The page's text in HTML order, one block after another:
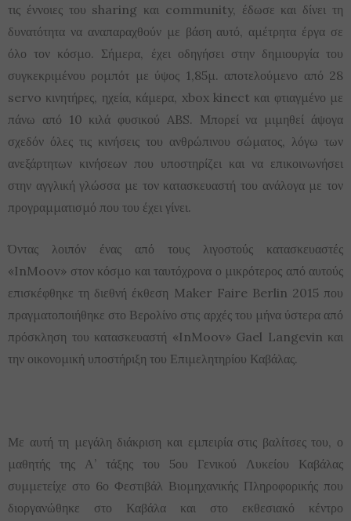
τις έννοιες του sharing και community, έδωσε και δίνει τη
δυνατότητα να αναπαραχθούν με βάση αυτό, αμέτρητα έργα σε
όλο τον κόσμο. Σήμερα, έχει οδηγήσει στην δημιουργία του
συγκεκριμένου ρομπότ με ύψος 1,85μ. αποτελούμενο από 28
servo κινητήρες, ηχεία, κάμερα, xbox kinect και φτιαγμένο με
πάνω από 10 κιλά φυσικού ABS. Μπορεί να μιμηθεί άψογα
σχεδόν όλες τις κινήσεις του ανθρώπινου σώματος, λόγω των
ανεξάρτητων κινήσεων που υποστηρίζει και να επικοινωνήσει
στην αγγλική γλώσσα με τον κατασκευαστή του ανάλογα με τον
προγραμματισμό που του έχει γίνει.
Όντας λοιπόν ένας από τους λιγοστούς κατασκευαστές
«InMoov» στον κόσμο και ταυτόχρονα ο μικρότερος από αυτούς
επισκέφθηκε τη διεθνή έκθεση Maker Faire Berlin 2015 που
πραγματοποιήθηκε στο Βερολίνο στις αρχές του μήνα ύστερα από
πρόσκληση του κατασκευαστή «InMoov» Gael Langevin και
την οικονομική υποστήριξη του Επιμελητηρίου Καβάλας.
Με αυτή τη μεγάλη διάκριση και εμπειρία στις βαλίτσες του, ο
μαθητής της Α’ τάξης του 5ου Γενικού Λυκείου Καβάλας
συμμετείχε στο 6ο Φεστιβάλ Βιομηχανικής Πληροφορικής που
διοργανώθηκε στο Καβάλα και στο εκθεσιακό κέντρο